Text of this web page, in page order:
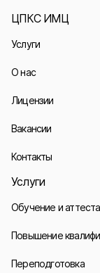
ЦПКС ИМЦ
Услуги
О нас
Лицензии
Вакансии
Контакты
Услуги
Обучение и
Повышение
Переподготовка